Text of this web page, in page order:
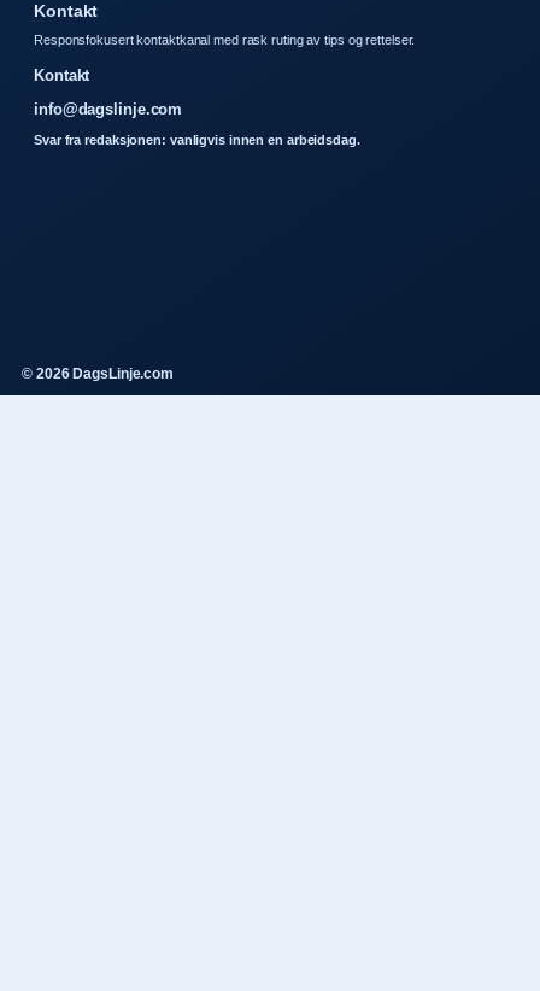
Kontakt
Responsfokusert kontaktkanal med rask ruting av tips og rettelser.
Kontakt
info@dagslinje.com
Svar fra redaksjonen: vanligvis innen en arbeidsdag.
© 2026 DagsLinje.com